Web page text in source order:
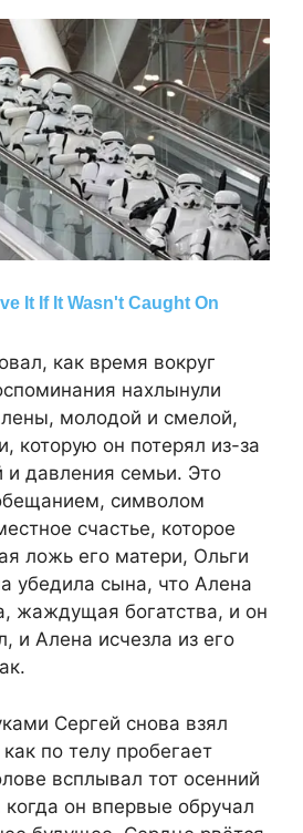
как время вокруг
нахлынули
молодой и смелой,
которую он потерял из-за
и давления семьи. Это
символом
счастье, которое
ложь его матери, Ольги
убедила сына, что Алена
жаждущая богатства, и он
и Алена исчезла из его
Сергей снова взял
по телу пробегает
всплывал тот осенний
он впервые обручал